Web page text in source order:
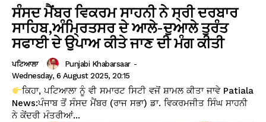
ਸੰਸਦ ਮੈਂਬਰ ਵਿਕਰਮ ਸਾਹਨੀ ਨੇ ਸ੍ਰੀ ਦਰਬਾਰ
ਸਾਹਿਬ,ਅੰਮ੍ਰਿਤਸਰ ਦੇ ਆਲੇ-ਦੁਆਲੇ ਤੁਰੰਤ
ਸਫਾਈ ਦੇ ਉਪਾਅ ਕੀਤੇ ਜਾਣ ਦੀ ਮੰਗ ਕੀਤੀ
ਪਟਿਆਲਾ Punjabi Khabarsaar -
Wednesday, 6 August 2025, 20:15
ਕਿਹਾ, ਪਟਿਆਲਾ ਨੂੰ ਵੀ ਸਮਾਰਟ ਸਿਟੀ ਵਜੋਂ ਸ਼ਾਮਲ ਕੀਤਾ ਜਾਵੇ Patiala
News:ਪੰਜਾਬ ਤੋਂ ਸੰਸਦ ਮੈਂਬਰ (ਰਾਜ ਸਭਾ) ਡਾ. ਵਿਕਰਮਜੀਤ ਸਿੰਘ ਸਾਹਨੀ
ਨੇ ਕੇਂਦਰੀ ਮੰਤਰੀਆਂ...